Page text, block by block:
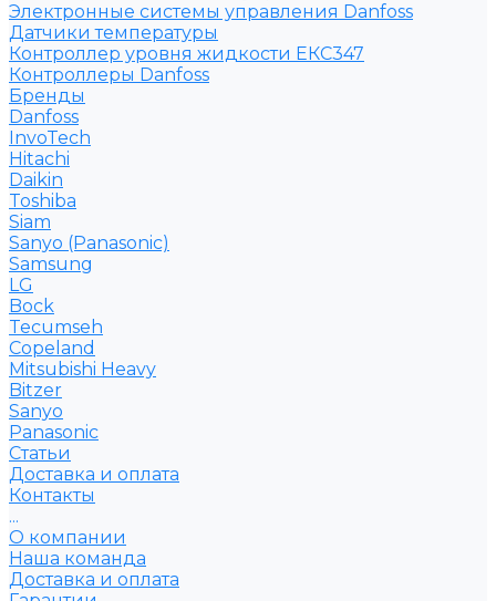
Электронные системы управления Danfoss
Датчики температуры
Контроллер уровня жидкости ЕКС347
Контроллеры Danfoss
Бренды
Danfoss
InvoTech
Hitachi
Daikin
Toshiba
Siam
Sanyo (Panasonic)
Samsung
LG
Bock
Tecumseh
Copeland
Mitsubishi Heavy
Bitzer
Sanyo
Рanasonic
Статьи
Доставка и оплата
Контакты
...
О компании
Наша команда
Доставка и оплата